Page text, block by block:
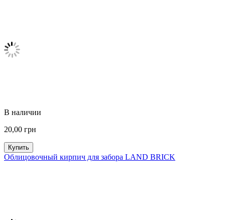
В наличии
20,00 грн
Купить
Облицовочный кирпич для забора LAND BRICK